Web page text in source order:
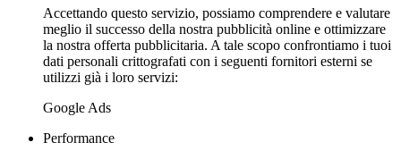
Accettando questo servizio, possiamo comprendere e valutare
meglio il successo della nostra pubblicità online e ottimizzare
la nostra offerta pubblicitaria. A tale scopo confrontiamo i tuoi
dati personali crittografati con i seguenti fornitori esterni se
utilizzi già i loro servizi:
Google Ads
Performance